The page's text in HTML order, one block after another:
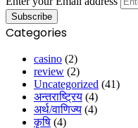
Categories
casino (2)
review (2)
Uncategorized (41)
अन्तराष्ट्रिय (4)
अर्थ/वाणिज्य (4)
कृषि (4)